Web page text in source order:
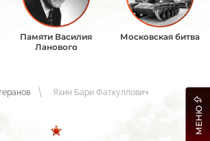
Памяти Василия
Ланового
Московская битва
Яхин Бари Фаткуллович
МЕНЮ